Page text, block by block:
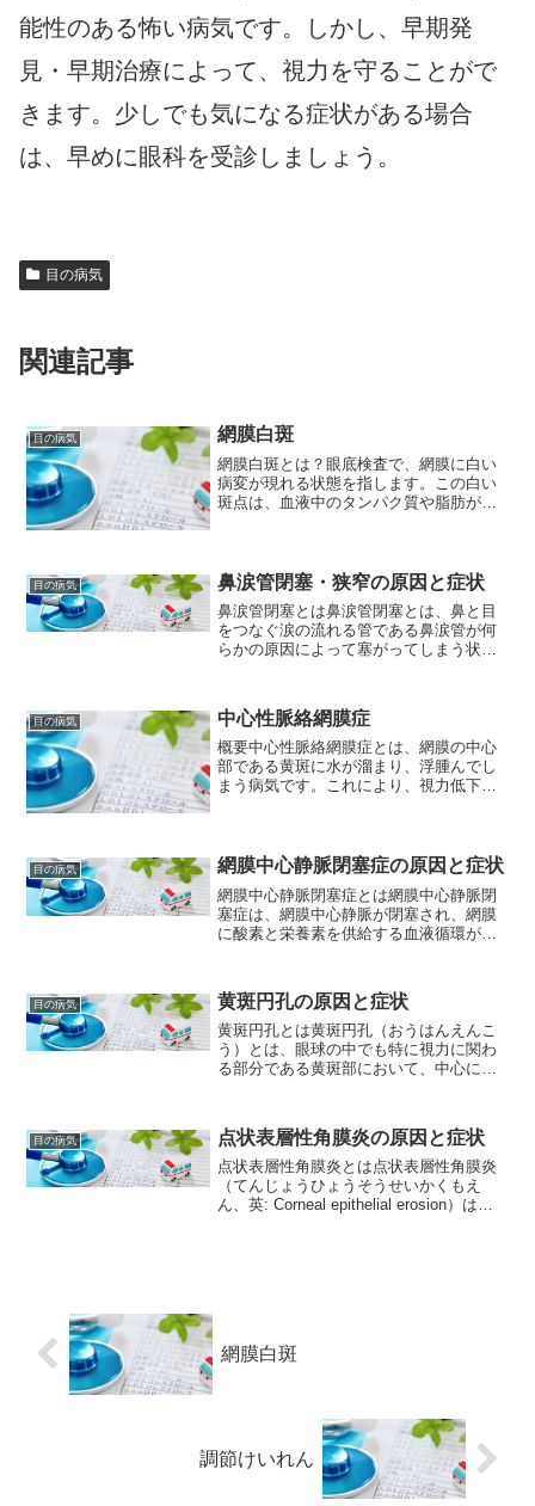
能性のある怖い病気です。しかし、早期発
見・早期治療によって、視力を守ることがで
きます。少しでも気になる症状がある場合
は、早めに眼科を受診しましょう。
目の病気
関連記事
目の病気 網膜白斑
網膜白斑とは？眼底検査で、網膜に白い
病変が現れる状態を指します。この白い
斑点は、血液中のタンパク質や脂肪が血
は、様々なものが考えられま...
目の病気 鼻涙管閉塞・狭窄の原因と症状
鼻涙管閉塞とは鼻涙管閉塞とは、鼻と目
をつなぐ涙の流れる管である鼻涙管が何
らかの原因によって塞がってしまう状態
滞留することで目が涙で濡れたり、眼瞼
下垂、眼球突出などの症状が...
目の病気 中心性脈絡網膜症
概要中心性脈絡網膜症とは、網膜の中心
部である黄斑に水が溜まり、浮腫んでし
まう病気です。これにより、視力低下
しい原因は、まだ完全に...
目の病気 網膜中心静脈閉塞症の原因と症状
網膜中心静脈閉塞症とは網膜中心静脈閉
塞症は、網膜中心静脈が閉塞され、網膜
に酸素と栄養素を供給する血液循環が妨
側に存在しています。網膜は視覚情報を
脳に送る役割を持ちますが...
目の病気 黄斑円孔の原因と症状
黄斑円孔とは黄斑円孔（おうはんえんこ
う）とは、眼球の中でも特に視力に関わ
る部分である黄斑部において、中心に位
激を受けることで、視覚情報を脳に伝え
る役割を果たしています。...
目の病気 点状表層性角膜炎の原因と症状
点状表層性角膜炎とは点状表層性角膜炎
（てんじょうひょうそうせいかくもえ
ん、英: Corneal epithelial erosion）は、
網膜白斑
調節けいれん